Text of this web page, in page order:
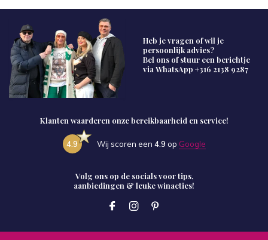
Heb je vragen of wil je
persoonlijk advies?
Bel ons of stuur een berichtje
via WhatsApp +316 2138 9287
Klanten waarderen onze bereikbaarheid en service!
4.9 Wij scoren een 4.9 op Google
Volg ons op de socials voor tips,
aanbiedingen & leuke winacties!